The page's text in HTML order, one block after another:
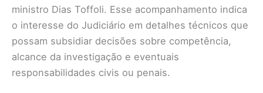
ministro Dias Toffoli. Esse acompanhamento indica
o interesse do Judiciário em detalhes técnicos que
possam subsidiar decisões sobre competência,
alcance da investigação e eventuais
responsabilidades civis ou penais.